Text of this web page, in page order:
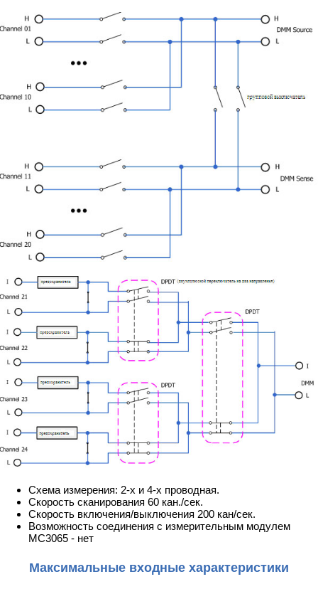
Схема измерения: 2-х и 4-х проводная.
Скорость сканирования 60 кан./сек.
Скорость включения/выключения 200 кан/сек.
Возможность соединения с измерительным модулем
MC3065 - нет
Максимальные входные характеристики